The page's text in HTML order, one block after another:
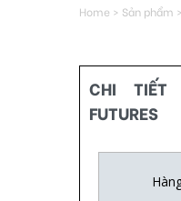
Home > Sản phẩm >
CHI TIẾT
FUTURES